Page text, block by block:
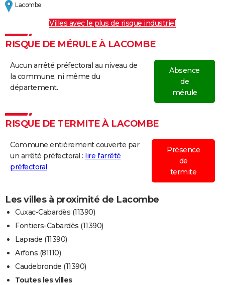
Lacombe
Villes avec le plus de risque industriel
RISQUE DE MÉRULE À LACOMBE
Aucun arrêté préfectoral au niveau de
la commune, ni même du
département.
Absence
de
mérule
RISQUE DE TERMITE À LACOMBE
Commune entièrement couverte par
un arrêté préfectoral : lire l'arrêté
préfectoral
Présence
de
termite
Les villes à proximité de Lacombe
Cuxac-Cabardès (11390)
Fontiers-Cabardès (11390)
Laprade (11390)
Arfons (81110)
Caudebronde (11390)
Toutes les villes